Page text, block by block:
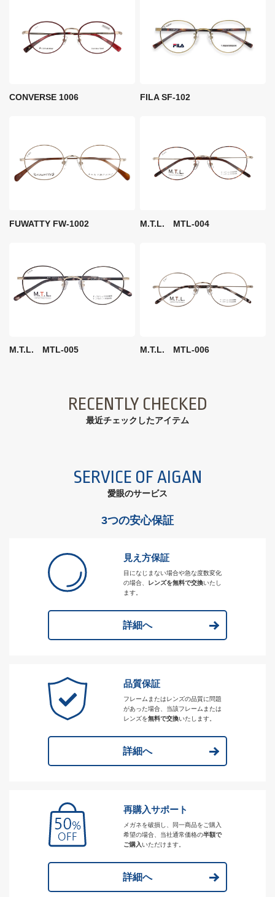
CONVERSE 1006 FILA SF-102
FUWATTY FW-1002 M.T.L. MTL-004
M.T.L. MTL-005 M.T.L. MTL-006
RECENTLY CHECKED
最近チェックしたアイテム
SERVICE OF AIGAN
愛眼のサービス
3つの安心保証
見え方保証
目になじまない場合や急な度数変化
の場合、
レンズを無料で交換いたし
ます。
詳細へ
品質保証
フレームまたはレンズの品質に問題
があった場合、当該フレームまたは
レンズを無料で交換いたします。
詳細へ
再購入サポート
メガネを破損し、同一商品をご購入
希望の場合、当社通常価格の半額で
ご購入いただけます。
詳細へ